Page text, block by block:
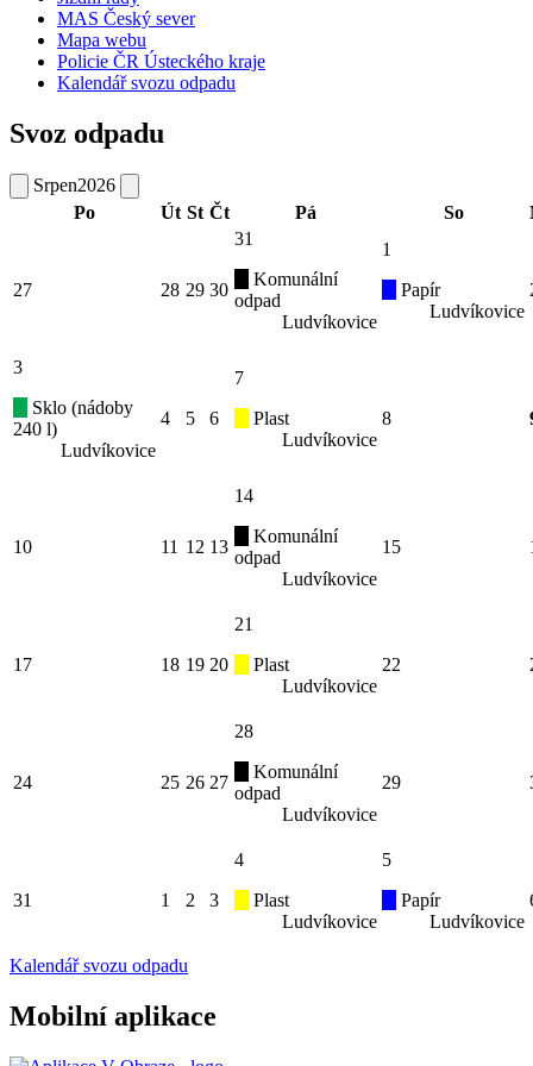
MAS Český sever
Mapa webu
Policie ČR Ústeckého kraje
Kalendář svozu odpadu
Svoz odpadu
Srpen2026
Po
Út St Čt Pá So
27 28 29 30
31
Komunální
odpad
Ludvíkovice
1
Papír
Ludvíkovice
3
Sklo (nádoby
240 l)
Ludvíkovice
4 5 6
7
Plast
Ludvíkovice
8
10 11 12 13
14
Komunální
odpad
Ludvíkovice
15
17 18 19 20
21
Plast
Ludvíkovice
22
24 25 26 27
28
Komunální
odpad
Ludvíkovice
29
31 1 2 3
4
Plast
Ludvíkovice
5
Papír
Ludvíkovice
Kalendář svozu odpadu
Mobilní aplikace